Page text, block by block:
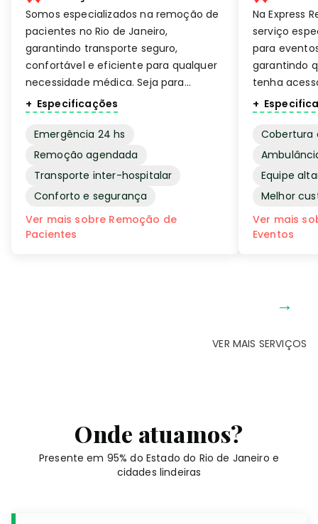
Somos especializados na remoção de
pacientes no Rio de Janeiro,
garantindo transporte seguro,
confortável e eficiente para qualquer
necessidade médica. Seja para
transferências entre hospitais,
transporte para consultas e
tratamentos, ou remoções
emergenciais, nossa equipe está
preparada para proporcionar o melhor
cuidado durante todo o trajeto.
Especificações
Emergência 24 hs
Remoção agendada
Transporte inter-hospitalar
Conforto e segurança
Ver mais sobre Remoção de
Pacientes
Na Express
serviço
para
garantindo
tenha
alta
Seja em
shows,
esportivas
evento,
atuar.
Cobertura
Equipe
Melhor
Ver mais
Eventos
→
VER MAIS SERVIÇOS
Onde atuamos?
Presente em 95% do Estado do Rio de Janeiro e
cidades lindeiras